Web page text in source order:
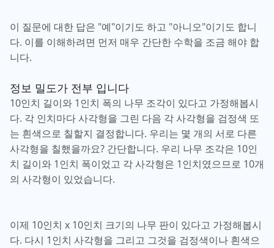
이 질문에 대한 답은 "예"이기도 하고 "아니오"이기도 합니
다. 이를 이해하려면 먼저 매우 간단한 수학을 조금 해야 합
니다.
정보 밀도가 전부 입니다
10인치 길이와 1인치 폭의 나무 조각이 있다고 가정해봅시
다. 각 인치마다 사각형을 그린 다음 각 사각형을 검정색 또
는 흰색으로 칠할지 결정합니다. 우리는 몇 개의 서로 다른
사각형을 칠했을까요? 간단합니다. 우리 나무 조각은 10인
치 길이와 1인치 폭이었고 각 사각형은 1인치였으므로 10개
의 사각형이 있었습니다.
이제 10인치 x 10인치 크기의 나무 판이 있다고 가정해봅시
다. 다시 1인치 사각형을 그리고 그것을 검정색이나 흰색으